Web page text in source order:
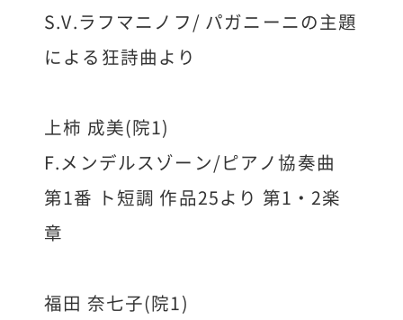
S.V.ラフマニノフ/ パガニーニの主題
による狂詩曲より
上柿 成美(院1)
F.メンデルスゾーン/ピアノ協奏曲
第1番 ト短調 作品25より 第1・2楽
章
福田 奈七子(院1)